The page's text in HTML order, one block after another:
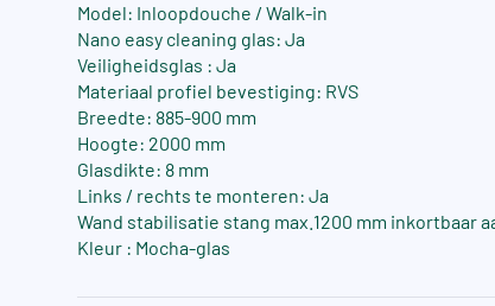
Model: Inloopdouche / Walk-in
Nano easy cleaning glas: Ja
Veiligheidsglas : Ja
Materiaal profiel bevestiging: RVS
Breedte: 885-900 mm
Hoogte: 2000 mm
Glasdikte: 8 mm
Links / rechts te monteren: Ja
Wand stabilisatie stang max.1200 mm inkortbaar
Kleur : Mocha-glas